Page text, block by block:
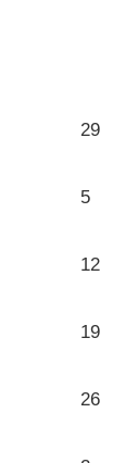
29
5
12
19
26